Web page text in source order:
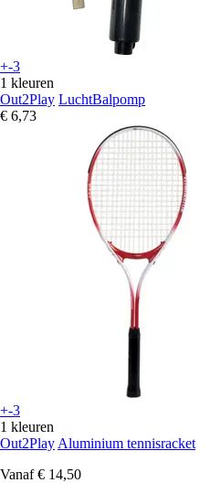
+-3
1 kleuren
Out2Play LuchtBalpomp
€ 6,73
+-3
1 kleuren
Out2Play Aluminium tennisracket
Vanaf € 14,50